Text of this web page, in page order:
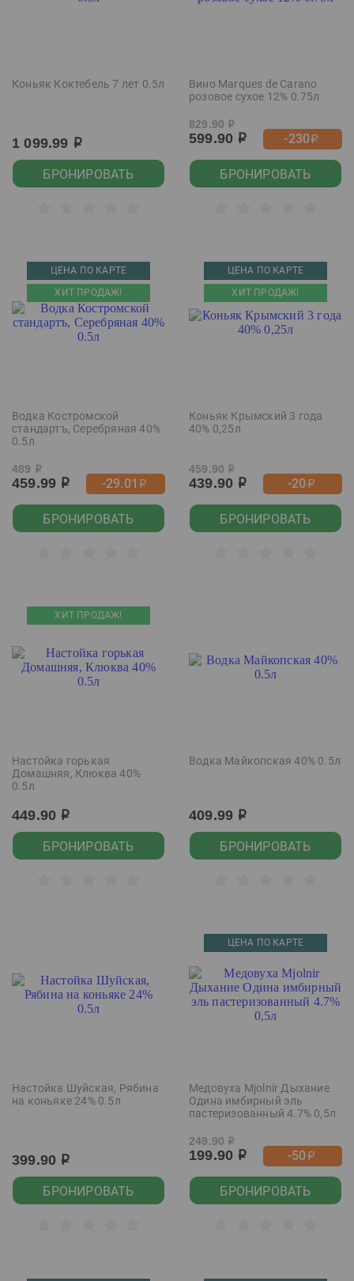
Коньяк Коктебель 7 лет 0.5л
1 099.99 р
БРОНИРОВАТЬ
Вино Marques de Carano
розовое сухое 12% 0.75л
829.90 р
599.90 р -230р
БРОНИРОВАТЬ
ЦЕНА ПО КАРТЕ
ХИТ ПРОДАЖ!
Водка Костромской
стандартъ, Серебряная 40%
0.5л
489 р
459.99 р -29.01 р
БРОНИРОВАТЬ
ЦЕНА ПО КАРТЕ
ХИТ ПРОДАЖ!
Коньяк Крымский 3 года
40% 0,25л
459.90 р
439.90 р -20р
БРОНИРОВАТЬ
ХИТ ПРОДАЖ!
Настойка горькая
Домашняя, Клюква 40%
0.5л
449.90 р
БРОНИРОВАТЬ
Водка Майкопская 40% 0.5л
409.99 р
БРОНИРОВАТЬ
Настойка Шуйская, Рябина
на коньяке 24% 0.5л
399.90 р
БРОНИРОВАТЬ
ЦЕНА ПО КАРТЕ
Медовуха Mjolnir Дыхание
Одина имбирный эль
пастеризованный 4.7% 0,5л
249.90 р
199.90 р -50р
БРОНИРОВАТЬ